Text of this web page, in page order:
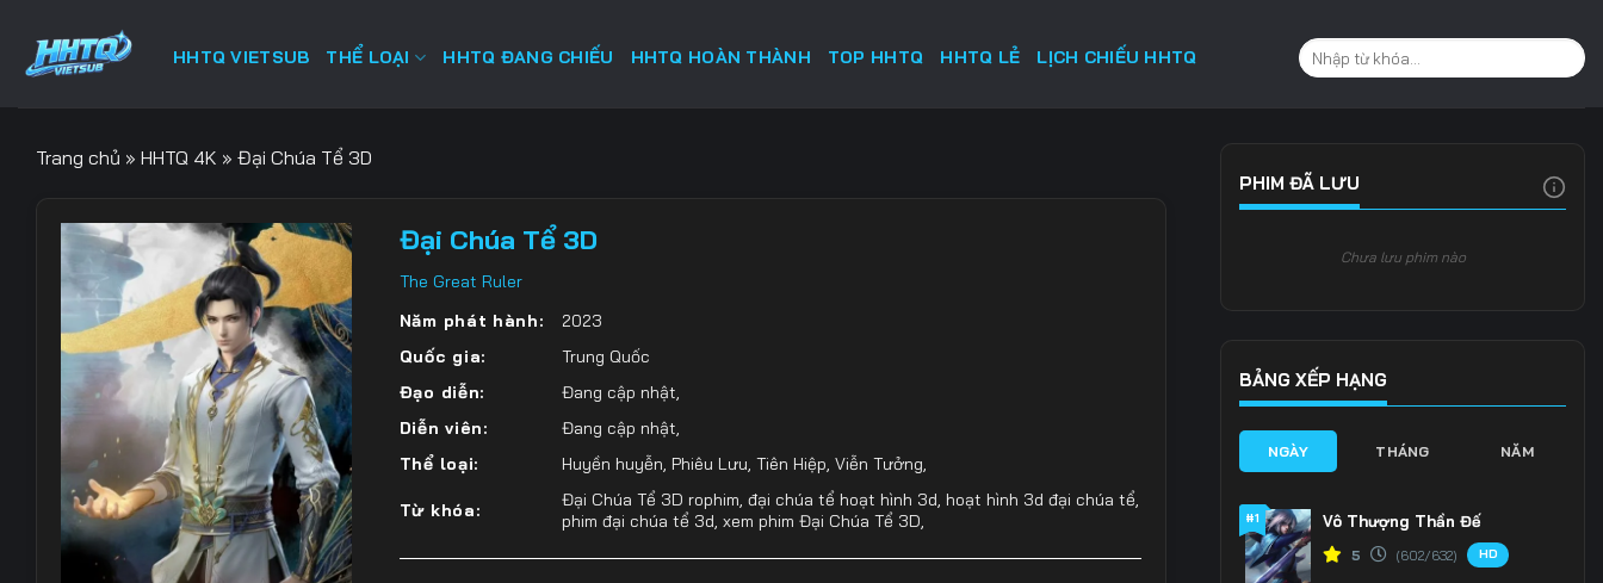
HHTQ VIETSUB THỂ LOẠI HHTQ ĐANG CHIẾU HHTQ HOÀN THÀNH TOP HHTQ HHTQ LẺ LỊCH CHIẾU HHTQ
Trang chủ » HHTQ 4K » Đại Chúa Tể 3D
Đại Chúa Tể 3D
The Great Ruler
Năm phát hành:
2023
Quốc gia:
Trung Quốc
Đạo diễn:
Đang cập nhật,
Diễn viên:
Đang cập nhật,
Thể loại:
Huyền huyễn, Phiêu Lưu, Tiên Hiệp, Viễn Tưởng,
Từ khóa: Đại Chúa Tể 3D rophim, đại chúa tể hoạt hình 3d, hoạt hình 3d đại chúa tể,
phim đại chúa tể 3d, xem phim Đại Chúa Tể 3D,
PHIM ĐÃ LƯU
Chưa lưu phim nào
BẢNG XẾP HẠNG
NGÀY THÁNG NĂM
#1 Vô Thượng Thần Đế
5 (602/632) HD